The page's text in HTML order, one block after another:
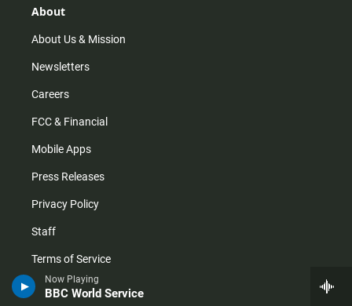
Now Playing
BBC World Service
r
m
About
About Us & Mission
Newsletters
Careers
FCC & Financial
Mobile Apps
Press Releases
Privacy Policy
Staff
Terms of Service